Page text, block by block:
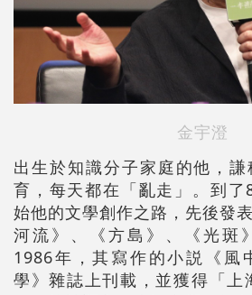
金宇澄
出生於知識分子家庭的他，
育，每天都在「亂走」。到了
始他的文學創作之路，先後發
河流》、《方島》、《光斑
1986年，其寫作的小説《風
學》雜誌上刊載，並獲得「上